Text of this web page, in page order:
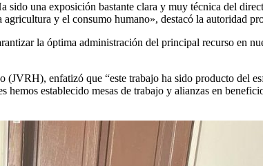
una exposición bastante clara y muy técnica del
y el consumo humano», destacó la autoridad
la óptima administración del principal recurso en
enfatizó que “este trabajo ha sido producto del
establecido mesas de trabajo y alianzas en